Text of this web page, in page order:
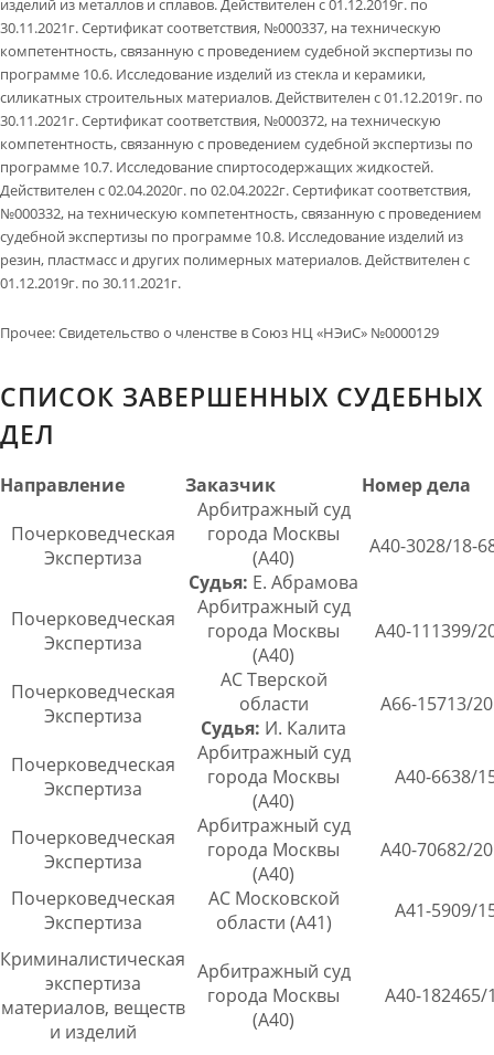
изделий из металлов и сплавов. Действителен с 01.12.2019г. по
30.11.2021г. Сертификат соответствия, №000337, на техническую
компетентность, связанную с проведением судебной экспертизы по
программе 10.6. Исследование изделий из стекла и керамики,
силикатных строительных материалов. Действителен с 01.12.2019г. по
30.11.2021г. Сертификат соответствия, №000372, на техническую
компетентность, связанную с проведением судебной экспертизы по
программе 10.7. Исследование спиртосодержащих жидкостей.
Действителен с 02.04.2020г. по 02.04.2022г. Сертификат соответствия,
№000332, на техническую компетентность, связанную с проведением
судебной экспертизы по программе 10.8. Исследование изделий из
резин, пластмасс и других полимерных материалов. Действителен с
01.12.2019г. по 30.11.2021г.
Прочее:Свидетельство о членстве в Союз НЦ «НЭиС» №0000129
СПИСОК ЗАВЕРШЕННЫХ СУДЕБНЫХ
ДЕЛ
Направление Заказчик
Номер дела
Почерковедческая
Экспертиза
Арбитражный суд
города Москвы
(А40)
Судья: Е. Абрамова
А40-3028/18-
Почерковедческая
Экспертиза
Арбитражный суд
города Москвы
(А40)
А40-111399/
Почерковедческая
Экспертиза
АС Тверской
области
Судья: И. Калита
А66-15713/
Почерковедческая
Экспертиза
Арбитражный суд
города Москвы
(А40)
А40-6638/
Почерковедческая
Экспертиза
Арбитражный суд
города Москвы
(А40)
А40-70682/
Почерковедческая
Экспертиза
АС Московской
области (А41)
А41-5909/
Криминалистическая
экспертиза
материалов, веществ
и изделий
Арбитражный суд
города Москвы
(А40)
А40-182465/